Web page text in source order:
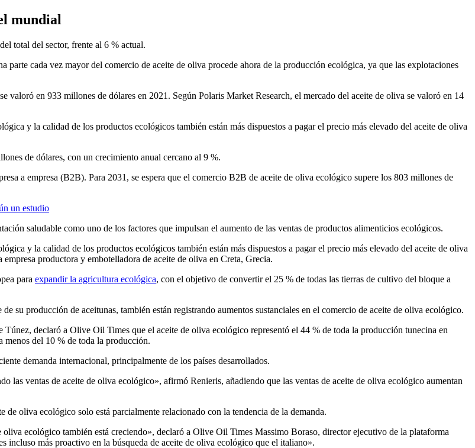
mundial
total del sector, frente al 6 % actual.
parte cada vez mayor del comercio de aceite de oliva procede ahora de la producción ecológica, ya que las explotaciones
en 933 millones de dólares en 2021. Según Polaris Market Research, el mercado del aceite de oliva se valoró en 14
y la calidad de los productos ecológicos también están más dispuestos a pagar el precio más elevado del aceite de oliva
de dólares, con un crecimiento anual cercano al 9 %.
a empresa (B2B). Para 2031, se espera que el comercio B2B de aceite de oliva ecológico supere los 803 millones de
un estudio
saludable como uno de los factores que impulsan el aumento de las ventas de productos alimenticios ecológicos.
y la calidad de los productos ecológicos también están más dispuestos a pagar el precio más elevado del aceite de oliva
productora y embotelladora de aceite de oliva en Creta, Grecia.
para expandir la agricultura ecológica, con el objetivo de convertir el 25 % de todas las tierras de cultivo del bloque a
su producción de aceitunas, también están registrando aumentos sustanciales en el comercio de aceite de oliva ecológico.
declaró a Olive Oil Times que el aceite de oliva ecológico representó el 44 % de toda la producción tunecina en
menos del 10 % de toda la producción.
demanda internacional, principalmente de los países desarrollados.
las ventas de aceite de oliva ecológico», afirmó Renieris, añadiendo que las ventas de aceite de oliva ecológico aumentan
oliva ecológico solo está parcialmente relacionado con la tendencia de la demanda.
ecológico también está creciendo», declaró a Olive Oil Times Massimo Boraso, director ejecutivo de la plataforma
más proactivo en la búsqueda de aceite de oliva ecológico que el italiano».